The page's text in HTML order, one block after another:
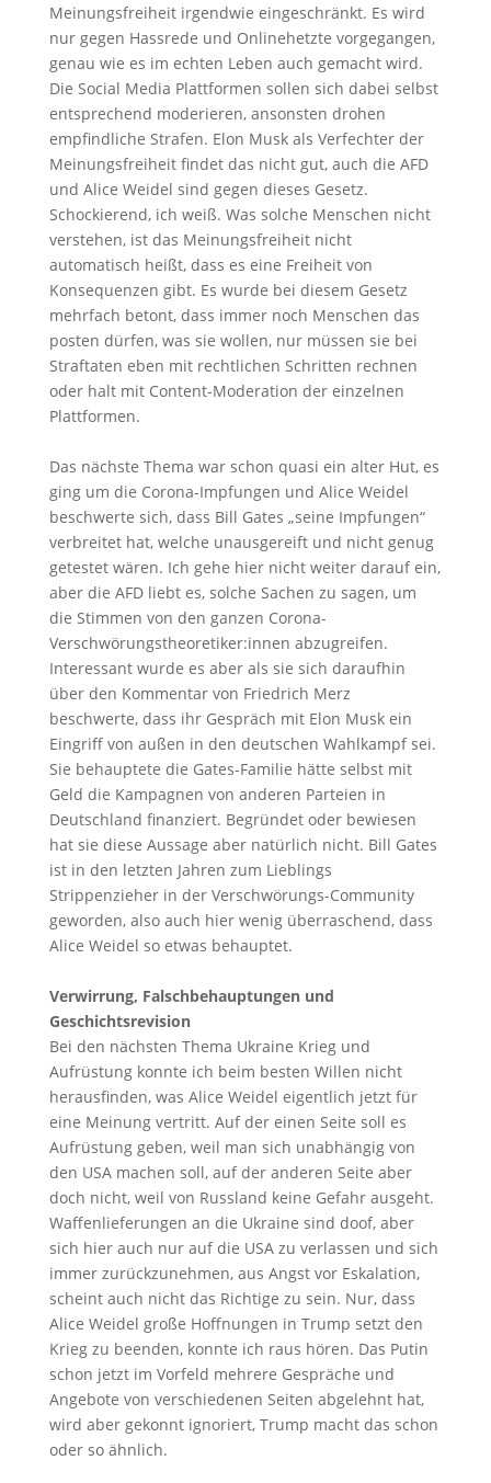
Meinungsfreiheit irgendwie eingeschränkt. Es wird
nur gegen Hassrede und Onlinehetzte vorgegangen,
genau wie es im echten Leben auch gemacht wird.
Die Social Media Plattformen sollen sich dabei selbst
entsprechend moderieren, ansonsten drohen
empfindliche Strafen. Elon Musk als Verfechter der
Meinungsfreiheit findet das nicht gut, auch die AFD
und Alice Weidel sind gegen dieses Gesetz.
Schockierend, ich weiß. Was solche Menschen nicht
verstehen, ist das Meinungsfreiheit nicht
automatisch heißt, dass es eine Freiheit von
Konsequenzen gibt. Es wurde bei diesem Gesetz
mehrfach betont, dass immer noch Menschen das
posten dürfen, was sie wollen, nur müssen sie bei
Straftaten eben mit rechtlichen Schritten rechnen
oder halt mit Content-Moderation der einzelnen
Plattformen.
Das nächste Thema war schon quasi ein alter Hut, es
ging um die Corona-Impfungen und Alice Weidel
beschwerte sich, dass Bill Gates „seine Impfungen“
verbreitet hat, welche unausgereift und nicht genug
getestet wären. Ich gehe hier nicht weiter darauf ein,
aber die AFD liebt es, solche Sachen zu sagen, um
die Stimmen von den ganzen Corona-
Verschwörungstheoretiker:innen abzugreifen.
Interessant wurde es aber als sie sich daraufhin
über den Kommentar von Friedrich Merz
beschwerte, dass ihr Gespräch mit Elon Musk ein
Eingriff von außen in den deutschen Wahlkampf sei.
Sie behauptete die Gates-Familie hätte selbst mit
Geld die Kampagnen von anderen Parteien in
Deutschland finanziert. Begründet oder bewiesen
hat sie diese Aussage aber natürlich nicht. Bill Gates
ist in den letzten Jahren zum Lieblings
Strippenzieher in der Verschwörungs-Community
geworden, also auch hier wenig überraschend, dass
Alice Weidel so etwas behauptet.
Verwirrung, Falschbehauptungen und
Geschichtsrevision
Bei den nächsten Thema Ukraine Krieg und
Aufrüstung konnte ich beim besten Willen nicht
herausfinden, was Alice Weidel eigentlich jetzt für
eine Meinung vertritt. Auf der einen Seite soll es
Aufrüstung geben, weil man sich unabhängig von
den USA machen soll, auf der anderen Seite aber
doch nicht, weil von Russland keine Gefahr ausgeht.
Waffenlieferungen an die Ukraine sind doof, aber
sich hier auch nur auf die USA zu verlassen und sich
immer zurückzunehmen, aus Angst vor Eskalation,
scheint auch nicht das Richtige zu sein. Nur, dass
Alice Weidel große Hoffnungen in Trump setzt den
Krieg zu beenden, konnte ich raus hören. Das Putin
schon jetzt im Vorfeld mehrere Gespräche und
Angebote von verschiedenen Seiten abgelehnt hat,
wird aber gekonnt ignoriert, Trump macht das schon
oder so ähnlich.